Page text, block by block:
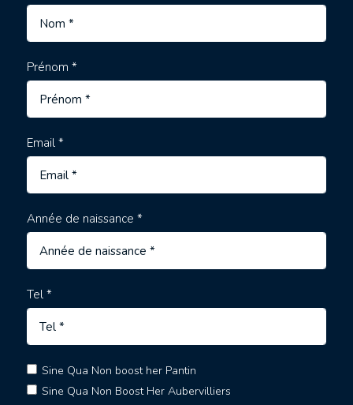
Prénom *
Email *
Année de naissance *
Tel *
Sine Qua Non boost her Pantin
Sine Qua Non Boost Her Aubervilliers